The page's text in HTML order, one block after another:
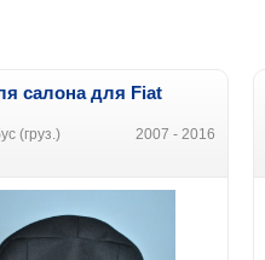
салона для Fiat
(груз.) 2007 - 2016